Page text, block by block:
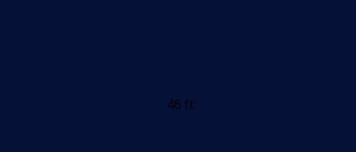
46 ft